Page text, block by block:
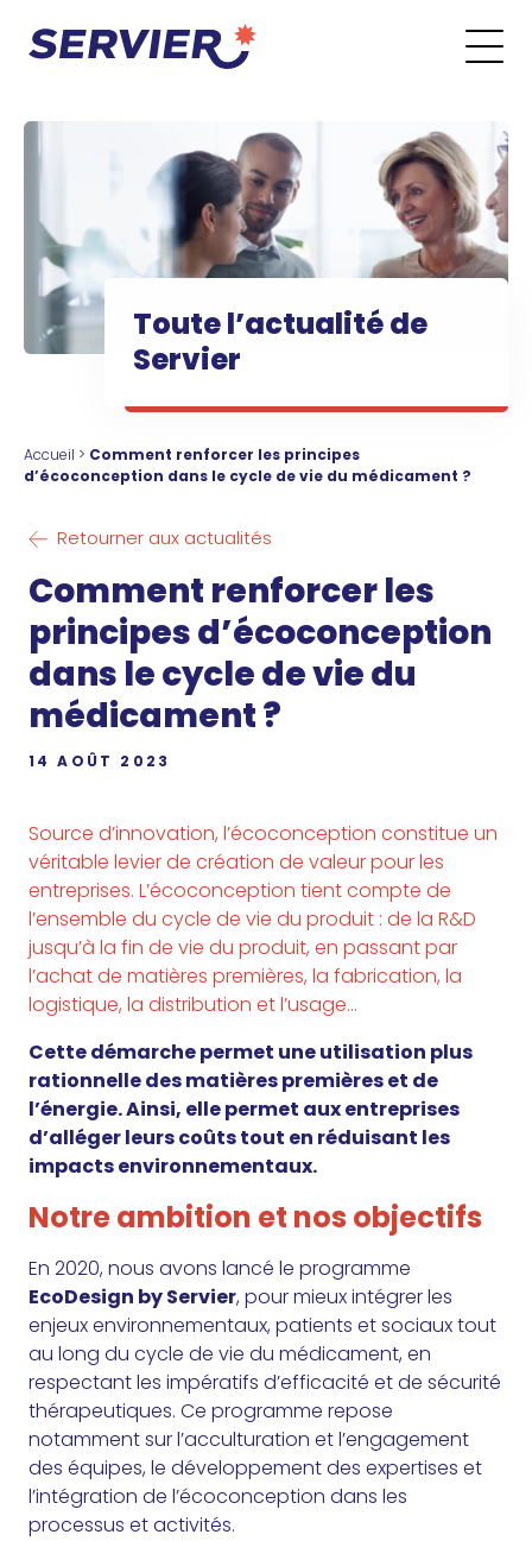
Toute l’actualité de
Servier
Accueil > Comment renforcer les principes
d’écoconception dans le cycle de vie du médicament ?
Retourner aux actualités
Comment renforcer les
principes d’écoconception
dans le cycle de vie du
médicament ?
14 AOÛT 2023
Source d’innovation, l’écoconception constitue un
véritable levier de création de valeur pour les
entreprises. L’écoconception tient compte de
l’ensemble du cycle de vie du produit : de la R&D
jusqu’à la fin de vie du produit, en passant par
l’achat de matières premières, la fabrication, la
logistique, la distribution et l’usage…
Cette démarche permet une utilisation plus
rationnelle des matières premières et de
l’énergie. Ainsi, elle permet aux entreprises
d’alléger leurs coûts tout en réduisant les
impacts environnementaux.
Notre ambition et nos objectifs
En 2020, nous avons lancé le programme
EcoDesign by Servier, pour mieux intégrer les
enjeux environnementaux, patients et sociaux tout
au long du cycle de vie du médicament, en
respectant les impératifs d’efficacité et de sécurité
thérapeutiques. Ce programme repose
notamment sur l’acculturation et l’engagement
des équipes, le développement des expertises et
l’intégration de l’écoconception dans les
processus et activités.